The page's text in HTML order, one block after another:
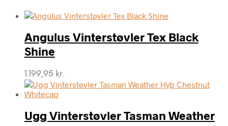
Angulus Vinterstøvler Tex Black
Shine
1.199,95 kr.
Ugg Vinterstøvler Tasman Weather